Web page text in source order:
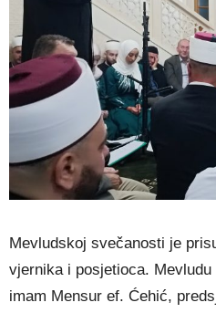
Mevludskoj svečanosti je
vjernika i posjetioca.
imam Mensur ef. Ćehić,